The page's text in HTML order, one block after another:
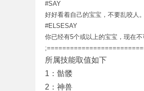
#SAY
好好看着自己的宝宝，不要乱咬人。
#ELSESAY
你已经有5个或以上的宝宝，现在不
所属技能取值如下
1：骷髅
2：神兽